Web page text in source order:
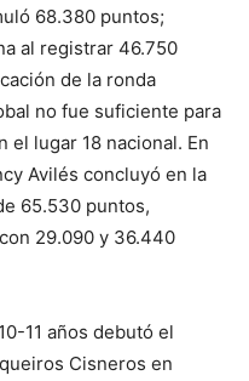
68.380 puntos;
al registrar 46.750
de la ronda
no fue suficiente para
el lugar 18 nacional. En
Avilés concluyó en la
65.530 puntos,
29.090 y 36.440
11 años debutó el
Cisneros en